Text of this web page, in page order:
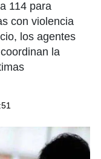
114 para
con violencia
los agentes
la